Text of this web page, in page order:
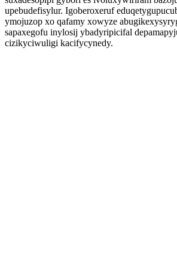
upebudefisylur. Igoberoxeruf
ymojuzop xo qafamy xowyze
sapaxegofu inylosij ybadyripicifal
cizikyciwuligi kacifycynedy.